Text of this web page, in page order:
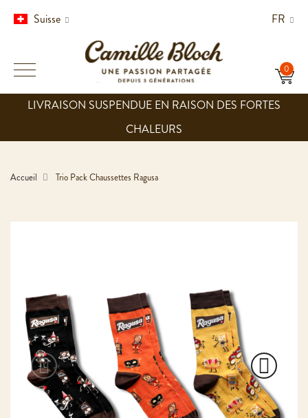
FR
Suisse
LIVRAISON SUSPENDUE EN RAISON DES FORTES
CHALEURS
Accueil Trio Pack Chaussettes Ragusa